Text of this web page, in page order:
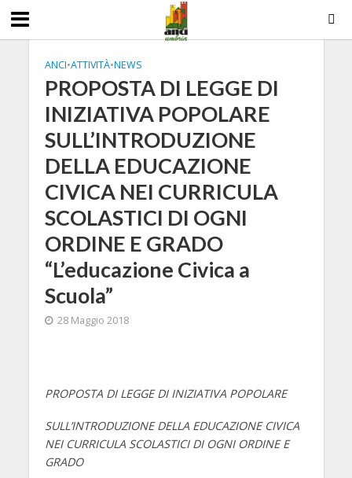
ANCI•ATTIVITÀ•NEWS
PROPOSTA DI LEGGE DI
INIZIATIVA POPOLARE
SULL’INTRODUZIONE
DELLA EDUCAZIONE
CIVICA NEI CURRICULA
SCOLASTICI DI OGNI
ORDINE E GRADO
“L’educazione Civica a
Scuola”
28 Maggio 2018
PROPOSTA DI LEGGE DI INIZIATIVA POPOLARE
SULL’INTRODUZIONE DELLA EDUCAZIONE CIVICA
NEI CURRICULA SCOLASTICI DI OGNI ORDINE E
GRADO